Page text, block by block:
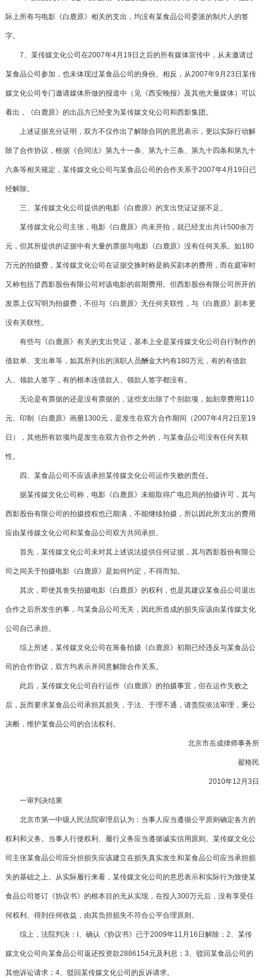
际上所有与电影《白鹿原》相关的支出，均没有某食品公司委派的制片人的签
字。
7、某传媒文化公司在2007年4月19日之后的所有媒体宣传中，从未邀请过
某食品公司参加，也未体现过某食品公司的身份。相反，从2007年9月23日某传
媒文化公司专门邀请媒体所做的报道中（见《西安晚报》及其他大量媒体）可以
看出，《白鹿原》的出品方已经变为某传媒文化公司和西影集团。
上述证据充分证明，双方不仅作出了解除合同的意思表示，更以实际行动解
除了合作协议，根据《合同法》第九十一条、第九十三条、第九十四条和第九十
六条等相关规定，某传媒文化公司与某食品公司的合作关系于2007年4月19日已
经解除。
三、某传媒文化公司提供的电影《白鹿原》的支出凭证证据不足。
某传媒文化公司主张，电影《白鹿原》尚未开拍，就已经支出共计500余万
元，但其所提供的证据中有大量的票据与电影《白鹿原》没有任何关系。如180
万元的拍摄费，某传媒文化公司在证据交换时称是购买剧本的费用，而在庭审时
又称包括了西影股份有限公司对该电影的前期费用。但西影股份有限公司所开的
发票上仅写明为拍摄费，不但与《白鹿原》无任何关联性，与《白鹿原》剧本更
没有关联性。
有些与《白鹿原》有关的支出凭证，基本上全是某传媒文化公司自行制作的
借款单、支出单等，如其所列出的演职人员酬金大约有180万元，有的有借款
人、领款人签字，有的根本连借款人、领款人签字都没有。
无论是有票据的还是没有票据的，这些支出除了个别款项，如刻章费用110
元、印制《白鹿原》画册1300元，是发生在双方合作期间（2007年4月2日至19
日），其他所有款项均是发生在双方合作之外的，与某食品公司没有任何关联
性。
四、某食品公司不应该承担某传媒文化公司运作失败的责任。
据某传媒文化公司称，电影《白鹿原》未能取得广电总局的拍摄许可，其与
西影股份有限公司的拍摄授权也已期满，不能继续拍摄，所以因此所支出的费用
应由某传媒文化公司和某食品公司双方共同承担。
首先，某传媒文化公司未对其上述说法提供任何证据，其与西影股份有限公
司之间关于拍摄电影《白鹿原》是如何约定，不得而知。
其次，即使其丧失拍摄电影《白鹿原》的权利，也是其建议某食品公司退出
合作之后所发生的事，与某食品公司无关，因此所造成的损失应该由某传媒文化
公司自己承担。
综上所述，某传媒文化公司在筹备拍摄《白鹿原》初期已经违反与某食品公
司的合作协议，双方均表示并同意解除合作关系。
此后，某传媒文化公司自行运作《白鹿原》的拍摄事宜，但在运作失败之
后，反而要求某食品公司承担其损失，于法、于理不通，请贵院依法审理，秉公
决断，维护某食品公司的合法权利。
北京市岳成律师事务所
翟格民
2010年12月3日
一审判决结果
北京市第一中级人民法院审理后认为：当事人应当遵循公平原则确定各方的
权利和义务。当事人行使权利、履行义务应当遵循诚实信用原则。某传媒文化公
司主张某食品公司应分担损失应该建立在损失真实发生和某食品公司应当承担损
失的基础之上。从实际履行来看，某传媒文化公司的意思表示和实际行为致使某
食品公司签订《协议书》的根本目的无从实现，在投入300万元后，没有享受任
何权利、得到任何收益，由其负担损失不符合公平合理原则。
综上，法院判决：l、确认《协议书》已于2009年11月16日解除；2、某传
媒文化公司向某食品公司返还投资款2886154元及利息；3、驳回某食品公司的
其他诉讼请求；4、驳回某传媒文化公司的反诉请求。